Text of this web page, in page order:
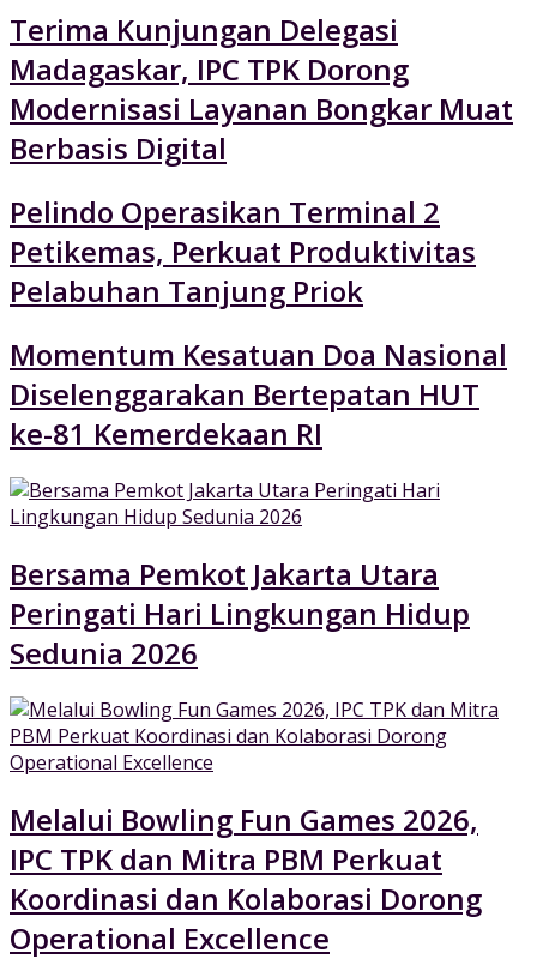
Terima Kunjungan Delegasi
Madagaskar, IPC TPK Dorong
Modernisasi Layanan Bongkar Muat
Berbasis Digital
Pelindo Operasikan Terminal 2
Petikemas, Perkuat Produktivitas
Pelabuhan Tanjung Priok
Momentum Kesatuan Doa Nasional
Diselenggarakan Bertepatan HUT
ke-81 Kemerdekaan RI
Bersama Pemkot Jakarta Utara
Peringati Hari Lingkungan Hidup
Sedunia 2026
Melalui Bowling Fun Games 2026,
IPC TPK dan Mitra PBM Perkuat
Koordinasi dan Kolaborasi Dorong
Operational Excellence